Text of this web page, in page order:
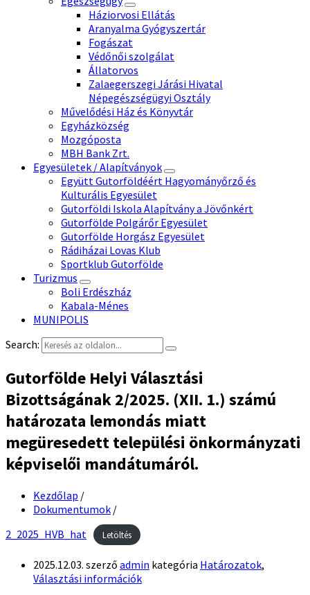
Háziorvosi Ellátás
Aranyalma Gyógyszertár
Fogászat
Védőnői szolgálat
Állatorvos
Zalaegerszegi Járási Hivatal
Népegészségügyi Osztály
Művelődési Ház és Könyvtár
Egyházközség
Mozgóposta
MBH Bank Zrt.
Egyesületek / Alapítványok
Együtt Gutorföldéért Hagyományőrző és
Kulturális Egyesület
Gutorföldi Iskola Alapítvány a Jövőnkért
Gutorfölde Polgárőr Egyesület
Gutorfölde Horgász Egyesület
Rádiházai Lovas Klub
Sportklub Gutorfölde
Turizmus
Boli Erdészház
Kabala-Ménes
MUNIPOLIS
Search:
Gutorfölde Helyi Választási
Bizottságának 2/2025. (XII. 1.) számú
határozata lemondás miatt
megüresedett települési önkormányzati
képviselői mandátumáról.
Kezdőlap /
Dokumentumok /
2_2025_HVB_hat
Letöltés
2025.12.03. szerző admin kategória Határozatok,
Választási információk